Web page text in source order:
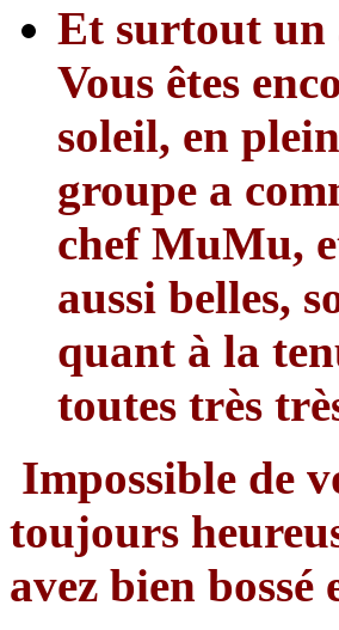
Et surtout un
Vous êtes
soleil, en
groupe a
chef MuMu,
aussi belles,
quant à la
toutes très
Impossible de
toujours
avez bien bossé